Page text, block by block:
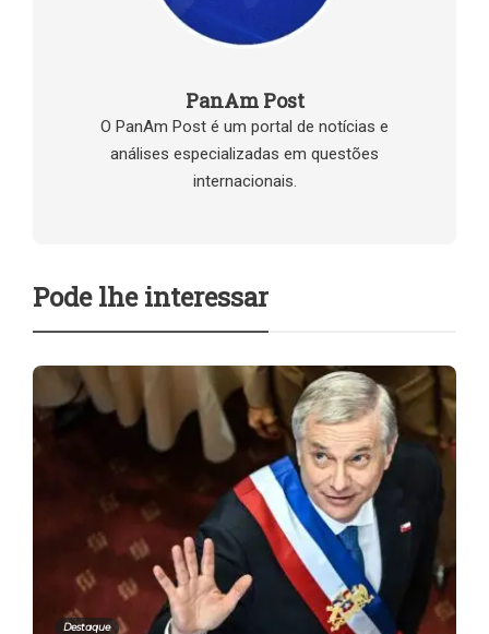
PanAm Post
O PanAm Post é um portal de notícias e
análises especializadas em questões
internacionais.
Pode lhe interessar
Destaque